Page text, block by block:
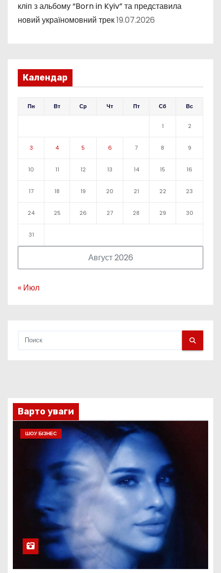
кліп з альбому “Born in Kyiv” та представила
новий україномовний трек19.07.2026
Календар
Август 2026
Пн Вт Ср Чт Пт Сб Вс
1 2
3 4 5 6 7 8 9
10 11 12 13 14 15 16
17 18 19 20 21 22 23
24 25 26 27 28 29 30
31
« Июл
Варто уваги
ШОУ БІЗНЕС